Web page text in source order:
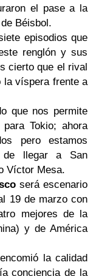
el pase a la
Béisbol.
episodios que
renglón y sus
cierto que el rival
la víspera frente a
que nos permite
Tokio; ahora
pero estamos
de llegar a San
Víctor Mesa.
será escenario
19 de marzo con
mejores de la
y de América
la calidad
conciencia de la